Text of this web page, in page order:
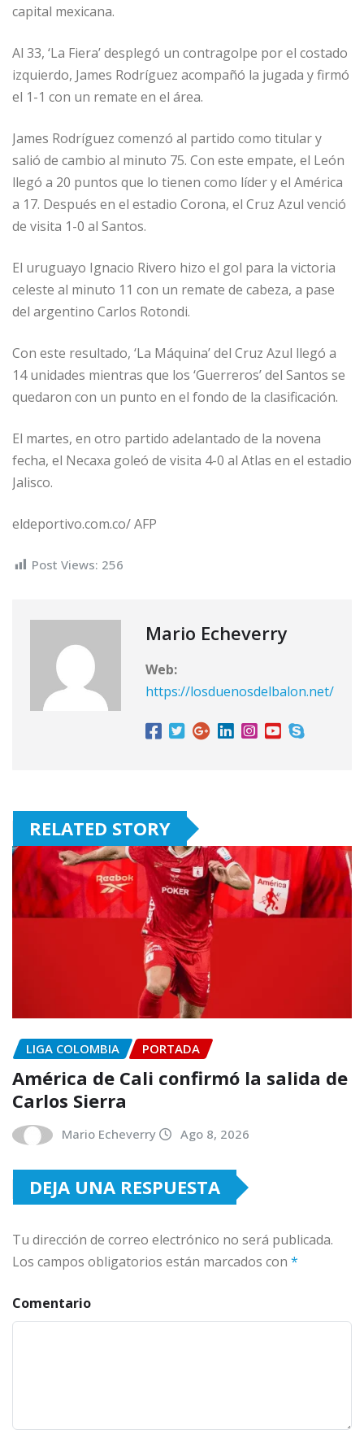
capital mexicana.
Al 33, ‘La Fiera’ desplegó un contragolpe por el costado
izquierdo, James Rodríguez acompañó la jugada y firmó
el 1-1 con un remate en el área.
James Rodríguez comenzó al partido como titular y
salió de cambio al minuto 75. Con este empate, el León
llegó a 20 puntos que lo tienen como líder y el América
a 17. Después en el estadio Corona, el Cruz Azul venció
de visita 1-0 al Santos.
El uruguayo Ignacio Rivero hizo el gol para la victoria
celeste al minuto 11 con un remate de cabeza, a pase
del argentino Carlos Rotondi.
Con este resultado, ‘La Máquina’ del Cruz Azul llegó a
14 unidades mientras que los ‘Guerreros’ del Santos se
quedaron con un punto en el fondo de la clasificación.
El martes, en otro partido adelantado de la novena
fecha, el Necaxa goleó de visita 4-0 al Atlas en el estadio
Jalisco.
eldeportivo.com.co/ AFP
Post Views: 256
Mario Echeverry
Web:
https://losduenosdelbalon.net/
RELATED STORY
LIGA COLOMBIA PORTADA
América de Cali confirmó la salida de
Carlos Sierra
Mario Echeverry Ago 8, 2026
DEJA UNA RESPUESTA
Tu dirección de correo electrónico no será publicada.
Los campos obligatorios están marcados con *
Comentario